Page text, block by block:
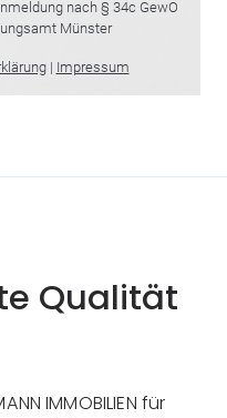
Qualität
IMMOBILIEN für